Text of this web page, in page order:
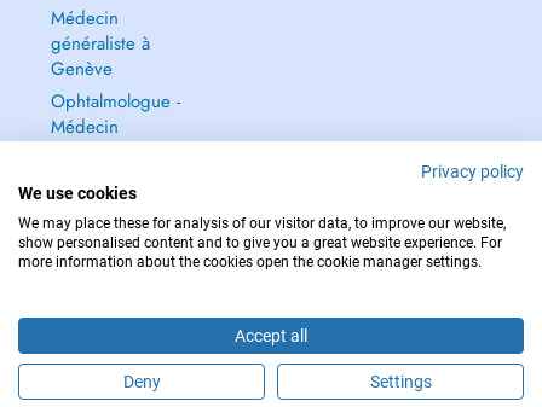
Médecin
généraliste à
Genève
Ophtalmologue -
Médecin
POUR LES URGENCES, CONSULTEZ : 144
Copyright © 2026 - DOCTENA Switzerland GmbH - Hagenholzstrasse 81a, 8050
Zürich, Switzerland
Privacy policy
We use cookies
We may place these for analysis of our visitor data, to improve our website,
show personalised content and to give you a great website experience. For
more information about the cookies open the cookie manager settings.
Accept all
Deny Settings